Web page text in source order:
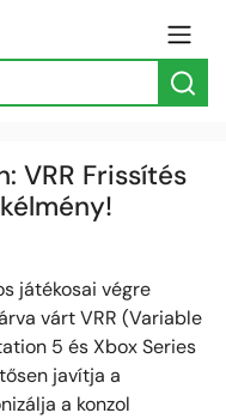
VRR Frissítés
játékosai végre
várt VRR (Variable
5 és Xbox Series
javítja a
a konzol